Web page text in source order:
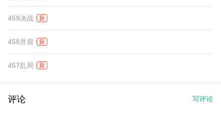
459决战 新
458并肩 新
457乱局 新
评论 写评论